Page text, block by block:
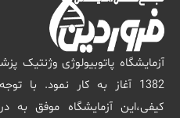
آزمایشگاه پاتوبیولوژی وژنتیک
1382 آغاز به کار نمود. با
کیفی،این آزمایشگاه موفق به